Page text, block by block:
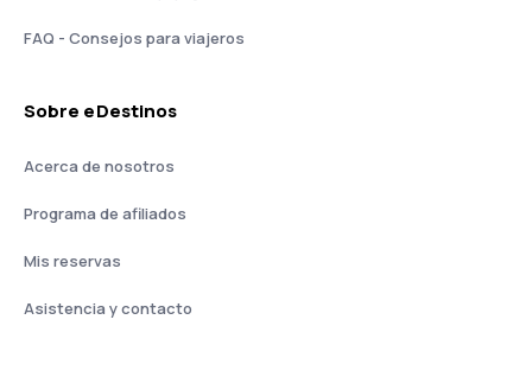
FAQ - Consejos para viajeros
Sobre eDestinos
Acerca de nosotros
Programa de afiliados
Mis reservas
Asistencia y contacto